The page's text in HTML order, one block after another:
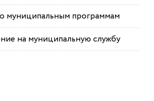
муниципальным программам
на муниципальную службу